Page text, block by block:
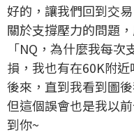
好的，讓我們回到交
關於支撐壓力的問題
「NQ，為什麼我每
損，我也有在60K附近
後來，直到我看到圖
但這個誤會也是我以
到你~